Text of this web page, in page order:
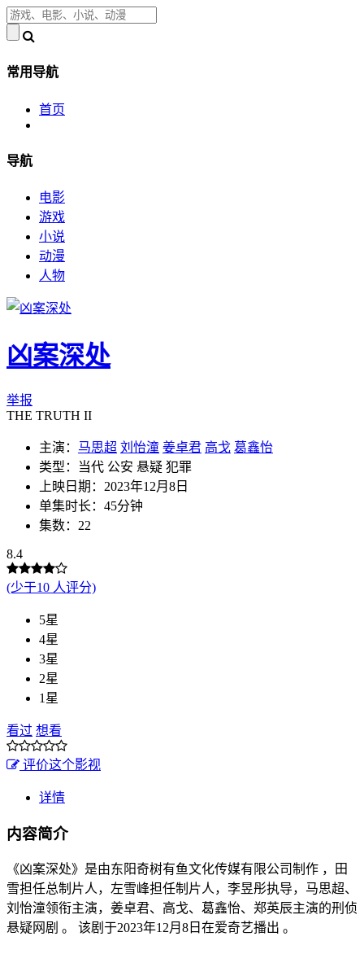
常用导航
首页
导航
电影
游戏
小说
动漫
人物
凶案深处
举报
THE TRUTH II
主演： 马思超 刘怡潼 姜卓君 高戈 葛鑫怡
类型：当代 公安 悬疑 犯罪
上映日期：2023年12月8日
单集时长：45分钟
集数：22
8.4
(少于10 人评分)
5星
4星
3星
2星
1星
看过 想看
评价这个影视
详情
内容简介
《凶案深处》是由东阳奇树有鱼文化传媒有限公司制作 ，田
雪担任总制片人，左雪峰担任制片人，李昱彤执导，马思超、
刘怡潼领衔主演，姜卓君、高戈、葛鑫怡、郑英辰主演的刑侦
悬疑网剧 。 该剧于2023年12月8日在爱奇艺播出 。